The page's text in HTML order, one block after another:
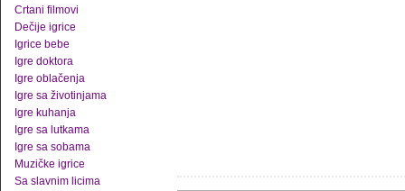
Crtani filmovi
Dečije igrice
Igrice bebe
Igre doktora
Igre oblačenja
Igre sa životinjama
Igre kuhanja
Igre sa lutkama
Igre sa sobama
Muzičke igrice
Sa slavnim licima